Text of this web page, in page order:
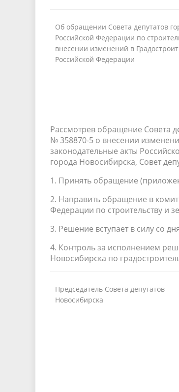
Об обращении Совета депутатов
Российской Федерации по
внесении изменений в
Российской Федерации
Рассмотрев обращение Совета
№ 358870-5 о внесении
законодательные акты
города Новосибирска, Совет
1. Принять обращение
2. Направить обращение в
Федерации по строительству и
3. Решение вступает в силу со
4. Контроль за исполнением
Новосибирска по
Председатель Совета
Новосибирска